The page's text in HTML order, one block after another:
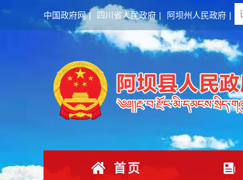
中国政府网 | 四川省人民政府 | 阿坝州人民政府 |
首页